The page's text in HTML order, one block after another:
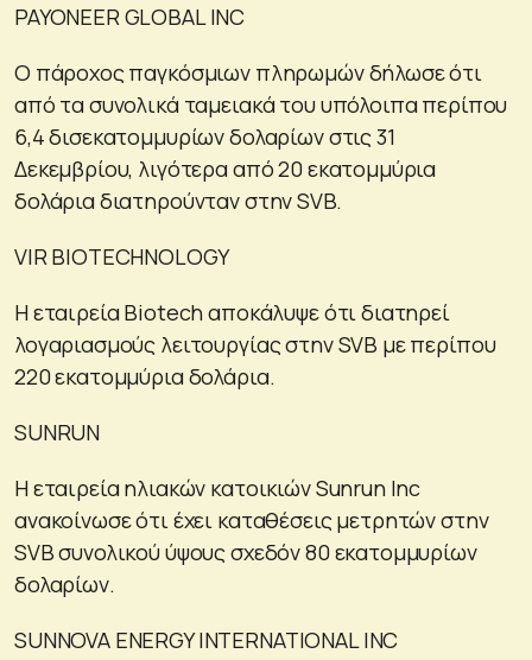
PAYONEER GLOBAL INC
Ο πάροχος παγκόσμιων πληρωμών δήλωσε ότι
από τα συνολικά ταμειακά του υπόλοιπα περίπου
6,4 δισεκατομμυρίων δολαρίων στις 31
Δεκεμβρίου, λιγότερα από 20 εκατομμύρια
δολάρια διατηρούνταν στην SVB.
VIR BIOTECHNOLOGY
Η εταιρεία Biotech αποκάλυψε ότι διατηρεί
λογαριασμούς λειτουργίας στην SVB με περίπου
220 εκατομμύρια δολάρια.
SUNRUN
Η εταιρεία ηλιακών κατοικιών Sunrun Inc
ανακοίνωσε ότι έχει καταθέσεις μετρητών στην
SVB συνολικού ύψους σχεδόν 80 εκατομμυρίων
δολαρίων.
SUNNOVA ENERGY INTERNATIONAL INC